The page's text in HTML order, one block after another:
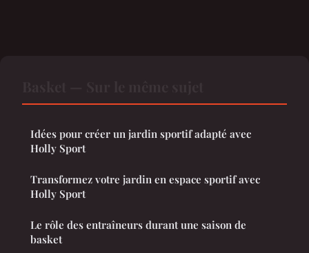
Idées pour créer un jardin sportif adapté avec
Holly Sport
Transformez votre jardin en espace sportif avec
Holly Sport
Le rôle des entraîneurs durant une saison de
basket